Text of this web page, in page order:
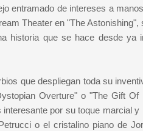
entramado de intereses a
Theater en "The Astonishing",
historia que se hace desde ya
que despliegan toda su
Overture" o "The Gift Of
por su toque marcial
o el cristalino piano de